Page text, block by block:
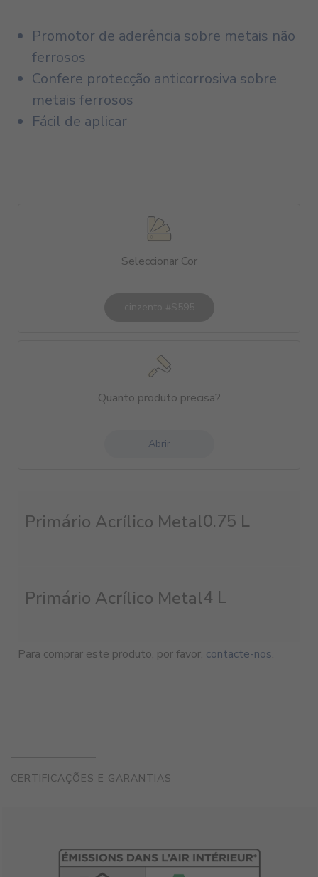
Promotor de aderência sobre metais não
ferrosos
Confere protecção anticorrosiva sobre
metais ferrosos
Fácil de aplicar
Seleccionar Cor
Quanto produto precisa?
Abrir
Primário Acrílico Metal0.75 L
Primário Acrílico Metal4 L
Para comprar este produto, por favor, contacte-nos.
CERTIFICAÇÕES E GARANTIAS